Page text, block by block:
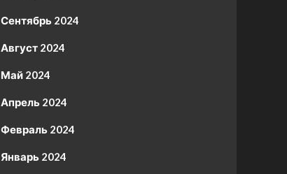
Сентябрь 2024
Август 2024
Май 2024
Апрель 2024
Февраль 2024
Январь 2024